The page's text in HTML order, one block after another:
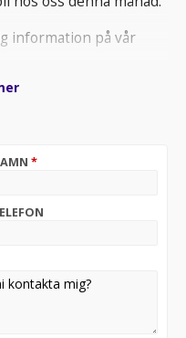
information på vår
eller företagsleasas
med Arval –
om leasingupplägg.
och få hjälp
av din nuvarande bil.
*